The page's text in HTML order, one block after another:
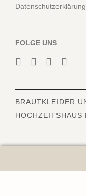
Datenschutzerklärung
FOLGE UNS
BRAUTKLEIDER
HOCHZEITSHAUS